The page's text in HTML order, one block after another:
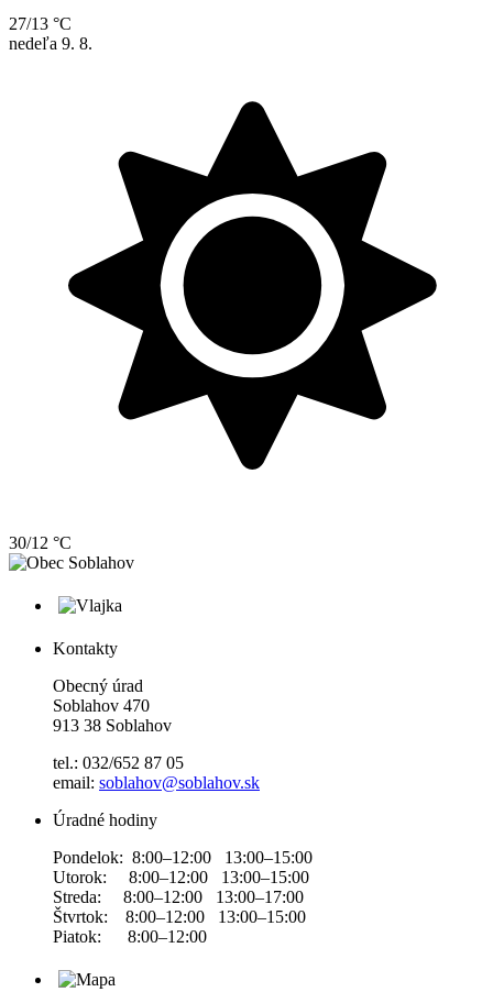
27/13 °C
nedeľa 9. 8.
30/12 °C
Kontakty
Obecný úrad
Soblahov 470
913 38 Soblahov
tel.: 032/652 87 05
email: soblahov@soblahov.sk
Úradné hodiny
Pondelok: 8:00–12:00 13:00–15:00
Utorok: 8:00–12:00 13:00–15:00
Streda: 8:00–12:00 13:00–17:00
Štvrtok: 8:00–12:00 13:00–15:00
Piatok: 8:00–12:00